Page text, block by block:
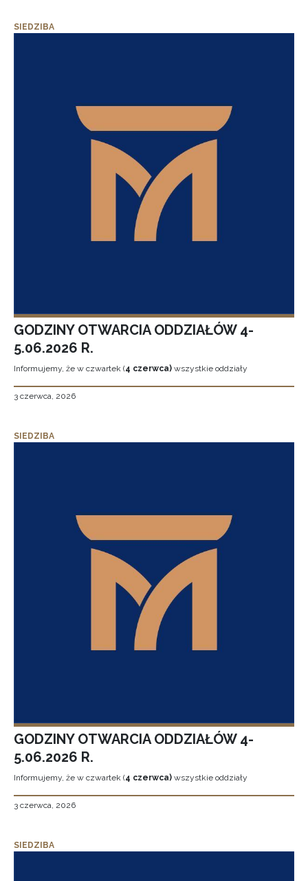
SIEDZIBA
GODZINY OTWARCIA ODDZIAŁÓW 4-
5.06.2026 R.
Informujemy, że w czwartek (4 czerwca) wszystkie oddziały
3 czerwca, 2026
SIEDZIBA
GODZINY OTWARCIA ODDZIAŁÓW 4-
5.06.2026 R.
Informujemy, że w czwartek (4 czerwca) wszystkie oddziały
3 czerwca, 2026
SIEDZIBA